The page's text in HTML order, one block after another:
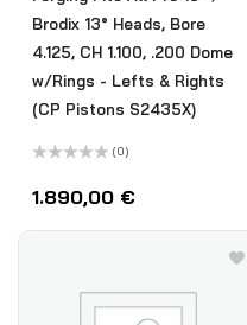
Brodix 13° Heads, Bore
4.125, CH 1.100, .200 Dome
w/Rings - Lefts & Rights
(CP Pistons S2435X)
mit
0
5
(0)
1.890,00 €